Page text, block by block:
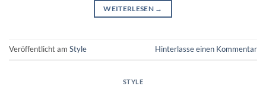
WEITERLESEN →
Veröffentlicht am Style Hinterlasse einen Kommentar
STYLE